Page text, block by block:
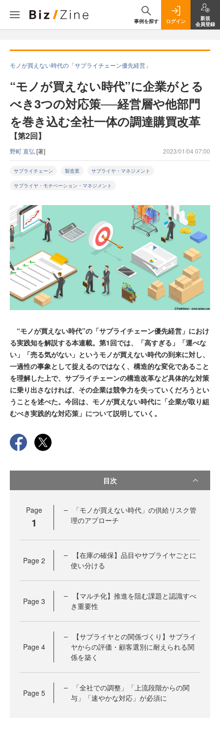
事例を探す ログイン
新規
会員登録
モノが買えない時代の「サプライチェーン優先経営」
“モノが買えない時代”に企業がとる
べき3つの対応策──経営層や他部門
を巻き込む全社一体の調達購買改革
【第2回】
野町 直弘 [著] 2023/01/04 07:00
サプライチェーン 製造業 サプライヤ・マネジメント
サプライヤ・モチベーション・マネジメント
“モノが買えない時代”の「サプライチェーン優先経営」におけ
る実践知を解説する本連載。第1回では、「高すぎる」「運べな
い」「売る気がない」というモノが買えない時代の到来に対し、
一過性の事象として捉えるのではなく、構造的な変化であること
を理解した上で、サプライチェーンの構造改革など具体的な対策
に乗り出さなければ、その企業は競争力を失っていくだろうとい
うことを述べた。今回は、モノが買えない時代に「企業が取り組
むべき実践的な対応策」について説明していく。
目次
Page
1
「モノが買えない時代」の供給リスク管
理のアプローチ
Page 2
【在庫の確保】品目やサプライヤごとに
使い分ける
Page 3
【マルチ化】推進を阻む課題と認識すべ
き重要性
Page 4
【サプライヤとの関係づくり】サプライ
ヤからの評価・顧客選別に耐えられる関
係を築く
Page 5
「全社での調整」「上流段階からの関
与」「速やかな対応」が必須に